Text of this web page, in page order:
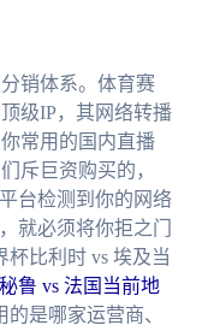
销体系。体育赛
级IP，其网络转播
常用的国内直播
斥巨资购买的，
台检测到你的网络
就必须将你拒之门
比利时 vs 埃及当
鲁 vs 法国当前地
是哪家运营商、